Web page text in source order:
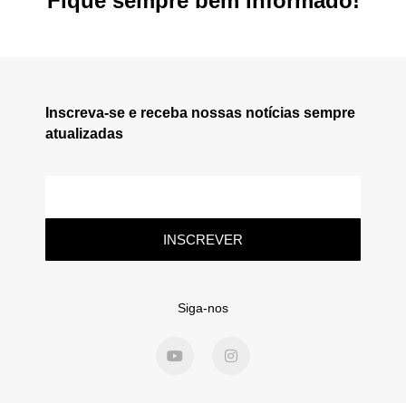
Inscreva-se e receba nossas notícias sempre
atualizadas
INSCREVER
Siga-nos